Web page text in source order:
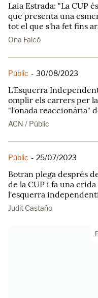
Laia Estrada: "La CUP
que presenta una
tot el que s'ha fet fins
Ona Falcó
Públic - 30/08/2023
L'Esquerra
omplir els carrers per
"l'onada reaccionària"
ACN / Públic
Públic - 25/07/2023
Botran plega després
de la CUP i fa una
l'esquerra
Judit Castaño